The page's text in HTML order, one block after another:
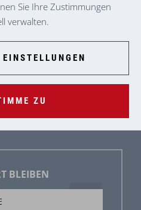
VORDERNBERG
BLEIBEN
Sie Ihre Zustimmungen
verwalten.
ZU